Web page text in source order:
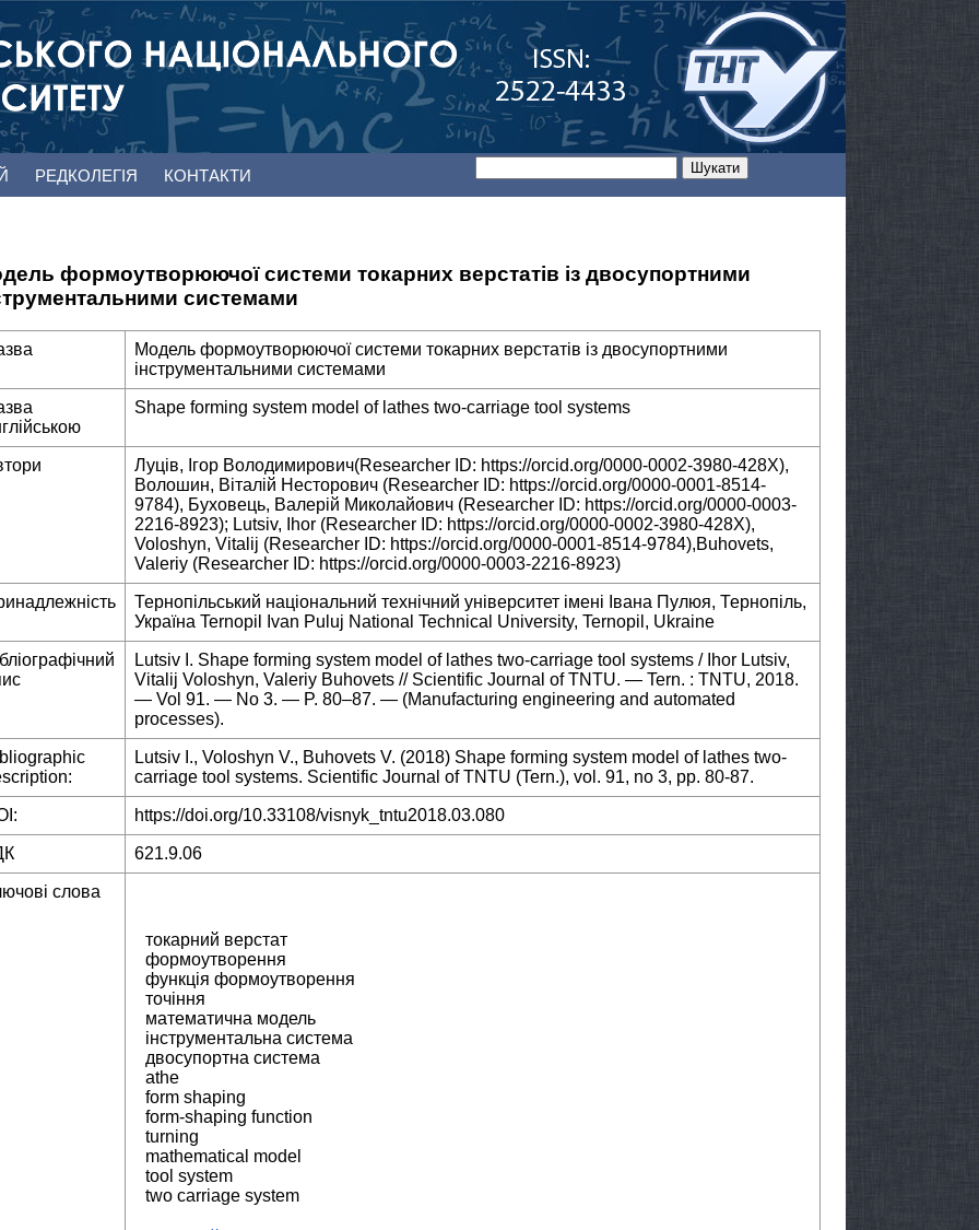
РЕДКОЛЕГІЯ КОНТАКТИ
формоутворюючої системи токарних верстатів із двосупортними
системами
Модель формоутворюючої системи токарних верстатів із двосупортними
інструментальними системами
Shape forming system model of lathes two-carriage tool systems
Луців, Ігор Володимирович(Researcher ID: https://orcid.org/0000-0002-3980-428X),
Волошин, Віталій Несторович (Researcher ID: https://orcid.org/0000-0001-8514-
9784), Буховець, Валерій Миколайович (Researcher ID: https://orcid.org/0000-0003-
2216-8923); Lutsiv, Ihor (Researcher ID: https://orcid.org/0000-0002-3980-428X),
Voloshyn, Vitalij (Researcher ID: https://orcid.org/0000-0001-8514-9784),Buhovets,
Valeriy (Researcher ID: https://orcid.org/0000-0003-2216-8923)
Тернопільський національний технічний університет імені Івана Пулюя, Тернопіль,
Україна Ternopil Ivan Puluj National Technical University, Ternopil, Ukraine
Lutsiv I. Shape forming system model of lathes two-carriage tool systems / Ihor Lutsiv,
Vitalij Voloshyn, Valeriy Buhovets // Scientific Journal of TNTU. — Tern. : TNTU, 2018.
— Vol 91. — No 3. — P. 80–87. — (Manufacturing engineering and automated
processes).
Lutsiv I., Voloshyn V., Buhovets V. (2018) Shape forming system model of lathes two-
carriage tool systems. Scientific Journal of TNTU (Tern.), vol. 91, no 3, pp. 80-87.
https://doi.org/10.33108/visnyk_tntu2018.03.080
621.9.06
слова
токарний верстат
формоутворення
функція формоутворення
точіння
математична модель
інструментальна система
двосупортна система
athe
form shaping
form-shaping function
turning
mathematical model
tool system
two carriage system